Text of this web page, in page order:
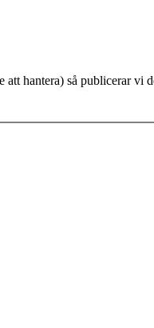
hantera) så publicerar vi